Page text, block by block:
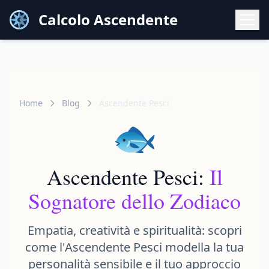
Calcolo Ascendente
Home Blog Ascendente Pesci
🐟
Ascendente Pesci: Il
Sognatore dello Zodiaco
Empatia, creatività e spiritualità: scopri
come l'Ascendente Pesci modella la tua
personalità sensibile e il tuo approccio